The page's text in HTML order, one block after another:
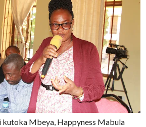
Mbeya, Happyness Mabula